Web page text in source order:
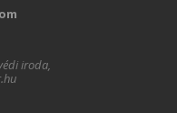
iroda,